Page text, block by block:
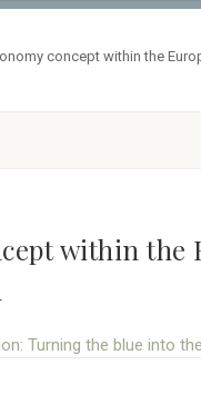
concept within the
within the